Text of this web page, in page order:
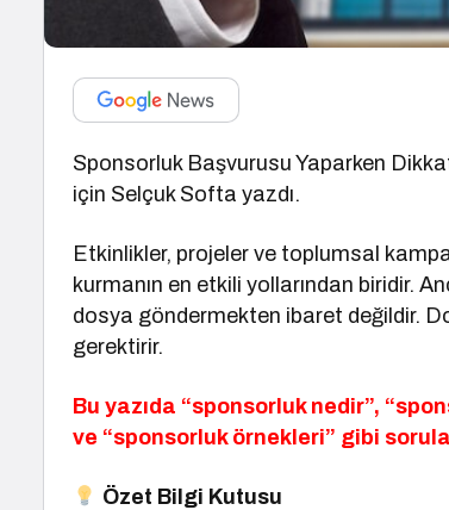
Sponsorluk Başvurusu Yaparken
için Selçuk Softa yazdı.
Etkinlikler, projeler ve toplumsal
kurmanın en etkili yollarından biridir.
dosya göndermekten ibaret değildir.
gerektirir.
Bu yazıda “sponsorluk nedir”,
ve “sponsorluk örnekleri” gibi
Özet Bilgi Kutusu